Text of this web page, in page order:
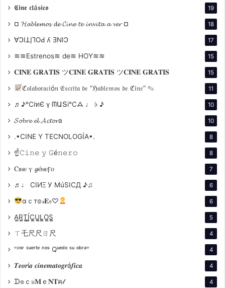
través de la teoría psicoanalítica de Freud.
Específicamente, se ha sugerido que la historia de
Jekyll y Hyde representa el conflicto interno entre los
impulsos innatos y la moralidad en la mente humana.
Freud también abordó la dualidad de la naturaleza
humana en su obra «El yo y el ello», donde describe la
existencia de dos fuerzas opuestas en la mente: el
ego, que representa la conciencia y la moralidad, y el
búsqueda del placer.
Es interesante cómo el cine ha tomado estas novelas
y la ha mostrado en diferentes géneros, así como su
Respecto al cine lo veremos em una nota aparte.
Fue un escritor y viajero escocés que exploró el
mundo en busca de aventuras y salud. Sus obras
exóticos y las culturas diversas. Estudió derecho en la
Universidad de Edimburgo, pero nunca ejerció la
profesión. En cambio, se dedicó a escribir ensayos,
𝕮𝖎𝖓𝖊 𝖈𝖑á𝖘𝖎𝖈𝖔 19
¤ 𝓗𝓪𝓫𝓵𝓮𝓶𝓸𝓼 𝓭𝓮 𝓒𝓲𝓷𝓮 𝓽𝓮 𝓲𝓷𝓿𝓲𝓽𝓪 𝓪 𝓿𝓮𝓻 ¤ 18
∀ϽIꓕI̗⅂OԀ ʎ ƎNIϽ 17
≋≋Estrenos≋ de≋ HOY≋≋ 15
𝐂𝐈𝐍𝐄 𝐆𝐑𝐀𝐓𝐈𝐒 ツ𝐂𝐈𝐍𝐄 𝐆𝐑𝐀𝐓𝐈𝐒 ツ𝐂𝐈𝐍𝐄 𝐆𝐑𝐀𝐓𝐈𝐒 15
ℭ𝔬𝔩𝔞𝔟𝔬𝔯𝔞𝔠𝔦ó𝔫 𝔈𝔰𝔠𝔯𝔦𝔱𝔞 𝔡𝔢 “ℌ𝔞𝔟𝔩𝔢𝔪𝔬𝔰 𝔡𝔢 ℭ𝔦𝔫𝔢” ✎ 11
♬♪℃іทЄ ү ᗰԱՏі℃ᗋ ♩ ♭ ♪ 10
𝓢𝓸𝓫𝓻𝓮 𝓮𝓵 𝓐𝓬𝓽𝓸𝓻a 10
.•CINE Y TECNOLOGÍA•. 8
☝𝙲𝚒𝚗𝚎 𝚢 𝙶é𝚗𝚎𝚛𝚘 8
Ⲥⲓⲛⲉ ⲩ 𝓰ⲉ́ⲛⲉꞅⲟ 7
♬♩ CIИΞ У MúSICД ♪♫ 6
αｃт𝕠𝓇𝐄𝔰♡ 6
A̳R̳T̳Í̳C̳U̳L̳O̳S̳ 5
ㄒ乇尺尺ㄖ尺 4
"ᴾᵒʳ ˢᵘᵉʳᵗᵉ ⁿᵒˢ Qᵘᵉᵈᵒ ˢᵘ ᵒᵇʳᵃ" 4
𝑻𝒆𝒐𝒓í𝒂 𝒄𝒊𝒏𝒆𝒎𝒂𝒕𝒐𝒈𝒓á𝒇𝒊𝒄𝒂 4
ᗪ๏ｃ𝔲𝐌ｅ𝐍𝐓ค𝓁 4